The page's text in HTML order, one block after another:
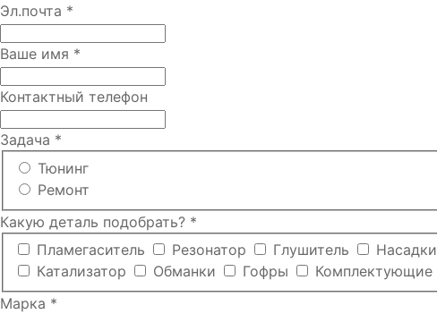
Эл.почта *
Ваше имя *
Контактный телефон
Задача *
Тюнинг
Ремонт
Какую деталь подобрать? *
Пламегаситель
Резонатор Глушитель Насадки
Катализатор
Обманки Гофры Комплектующие
Марка *